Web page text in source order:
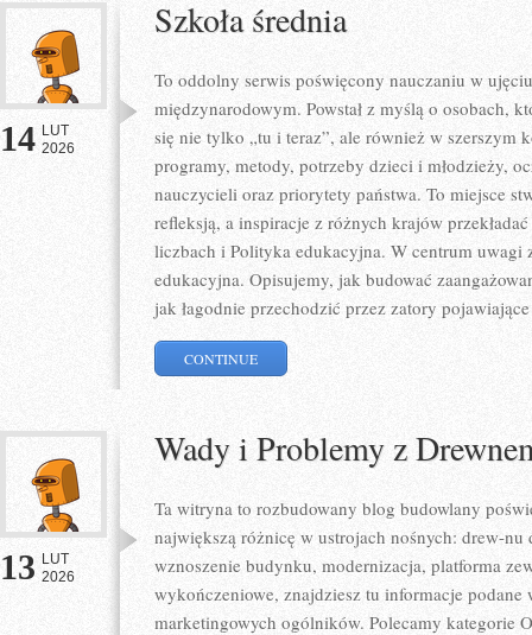
14 LUT
2026
Szkoła średnia
To oddolny serwis poświęcony nauczaniu w
międzynarodowym. Powstał z myślą o osobach,
się nie tylko „tu i teraz”, ale również w szerszym
programy, metody, potrzeby dzieci i młodzieży,
nauczycieli oraz priorytety państwa. To miejsce
refleksją, a inspiracje z różnych krajów
liczbach i Polityka edukacyjna. W centrum uwagi
edukacyjna. Opisujemy, jak budować
jak łagodnie przechodzić przez zatory
CONTINUE
13 LUT
2026
Wady i Problemy z
Ta witryna to rozbudowany blog budowlany
największą różnicę w ustrojach nośnych: drew-nu
wznoszenie budynku, modernizacja, platforma
wykończeniowe, znajdziesz tu informacje podane
marketingowych ogólników. Polecamy kategorie